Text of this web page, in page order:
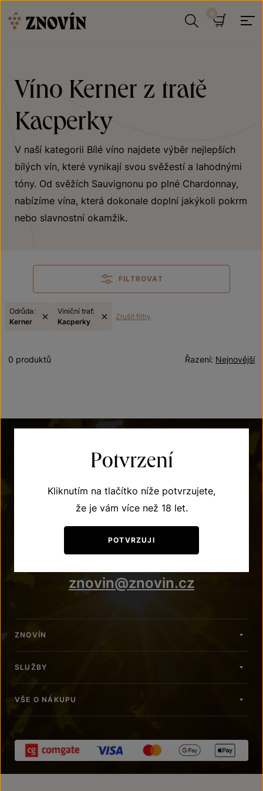
Víno Kerner z tratě
Kacperky
V naší kategorii Bílé víno najdete výběr nejlepších
bílých vín, které vynikají svou svěžestí a lahodnými
tóny. Od svěžích Sauvignonu po plné Chardonnay,
nabízíme vína, která dokonale doplní jakýkoli pokrm
nebo slavnostní okamžik.
FILTROVAT
Odrůda:
Kerner
Viniční trať:
Kacperky
Zrušit filtry
Nejnovější
Řazení:
0 produktů
POTŘEBUJETE PORADIT?
+420 515 266 620
znovin@znovin.cz
ZNOVÍN
SLUŽBY
VŠE O NÁKUPU
Potvrzení
Kliknutím na tlačítko níže potvrzujete,
že je vám více než 18 let.
POTVRZUJI